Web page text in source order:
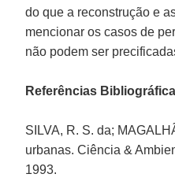
do que a reconstrução e
mencionar os casos de
não podem ser
Referências
SILVA, R. S. da;
urbanas. Ciência &
1993.